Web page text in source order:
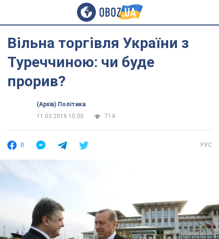
Вільна торгівля України з
Туреччиною: чи буде
прорив?
(Архів) Політика
11.03.2016 15:00
714
0 РУС